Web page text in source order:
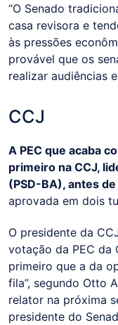
“O Senado
casa revisora e
às pressões
provável que os
realizar audiências
CCJ
A PEC que acaba
primeiro na CCJ,
(PSD-BA), antes
aprovada em dois
O presidente da
votação da PEC da
primeiro que a da
fila”, segundo Otto
relator na próxima
presidente do